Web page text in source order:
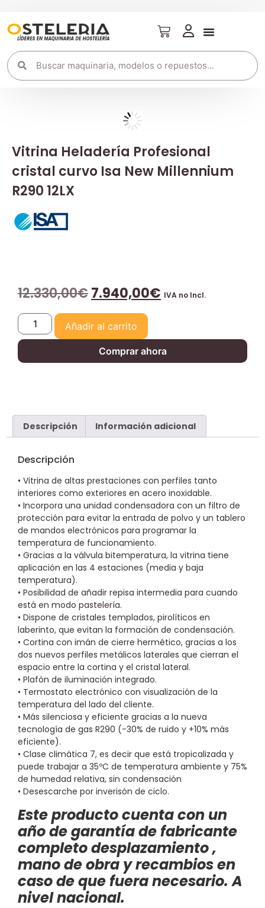
Vitrina Heladería Profesional
cristal curvo Isa New Millennium
R290 12LX
12.330,00€7.940,00€ IVA no Incl.
Añadir al carrito
Comprar ahora
Descripción Información adicional
Descripción
• Vitrina de altas prestaciones con perfiles tanto
interiores como exteriores en acero inoxidable.
• Incorpora una unidad condensadora con un filtro de
protección para evitar la entrada de polvo y un tablero
de mandos electrónicos para programar la
temperatura de funcionamiento.
• Gracias a la válvula bitemperatura, la vitrina tiene
aplicación en las 4 estaciones (media y baja
temperatura).
• Posibilidad de añadir repisa intermedia para cuando
está en modo pastelería.
• Dispone de cristales templados, pirolíticos en
laberinto, que evitan la formación de condensación.
• Cortina con imán de cierre hermético, gracias a los
dos nuevos perfiles metálicos laterales que cierran el
espacio entre la cortina y el cristal lateral.
• Plafón de iluminación integrado.
• Termostato electrónico con visualización de la
temperatura del lado del cliente.
• Más silenciosa y eficiente gracias a la nueva
tecnología de gas R290 (-30% de ruido y +10% más
eficiente).
• Clase climática 7, es decir que está tropicalizada y
puede trabajar a 35ºC de temperatura ambiente y 75%
de humedad relativa, sin condensación
• Desescarche por inverisón de ciclo.
Este producto cuenta con un
año de garantía de fabricante
completo desplazamiento ,
mano de obra y recambios en
caso de que fuera necesario. A
nivel nacional.